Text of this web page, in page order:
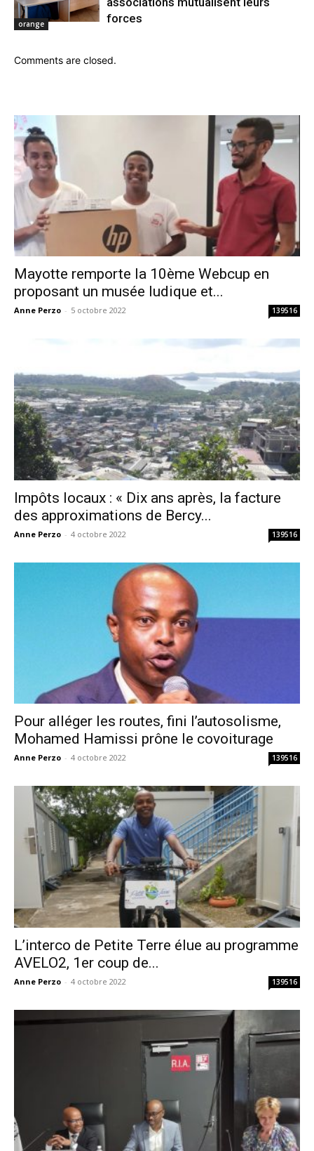
orange
forces
Comments are closed.
Mayotte remporte la 10ème Webcup en
proposant un musée ludique et...
Anne Perzo - 5 octobre 2022 139516
Impôts locaux : « Dix ans après, la facture
des approximations de Bercy...
Anne Perzo - 4 octobre 2022 139516
Pour alléger les routes, fini l’autosolisme,
Mohamed Hamissi prône le covoiturage
Anne Perzo - 4 octobre 2022 139516
L’interco de Petite Terre élue au programme
AVELO2, 1er coup de...
Anne Perzo - 4 octobre 2022 139516